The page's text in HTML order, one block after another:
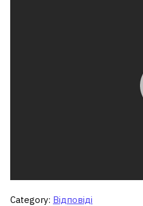
Category: Відповіді